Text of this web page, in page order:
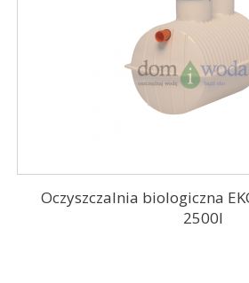
Oczyszczalnia biologiczna
2500l